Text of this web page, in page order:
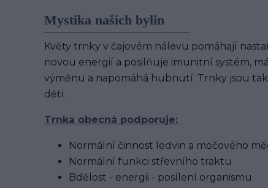
Mystika našich bylin
Květy trnky v čajovém nálevu pomáhají
novou energií a posilňuje imunitní systém,
výměnu a napomáhá hubnutí. Trnky jsou
děti.
Trnka obecná podporuje:
Normální činnost ledvin a močového
Normální funkci střevního traktu
Bdělost - energii - posílení organismu